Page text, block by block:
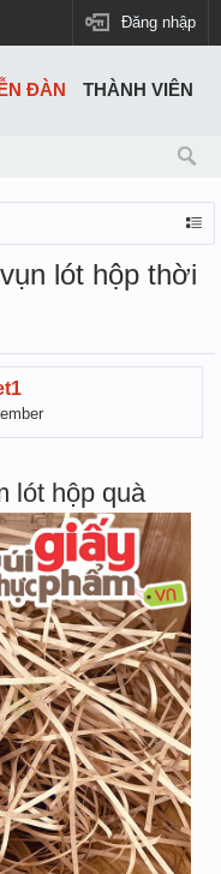
Đăng nhập
lót hộp thời
lót hộp quà
ĐÀN THÀNH VIÊN